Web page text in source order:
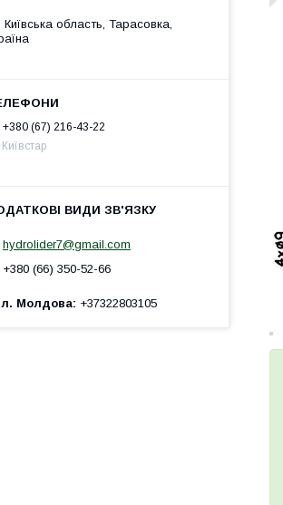
Київська область, Тарасовка,
+380 (67) 216-43-22
Київстар
hydrolider7@gmail.com
+380 (66) 350-52-66
Молдова +37322803105